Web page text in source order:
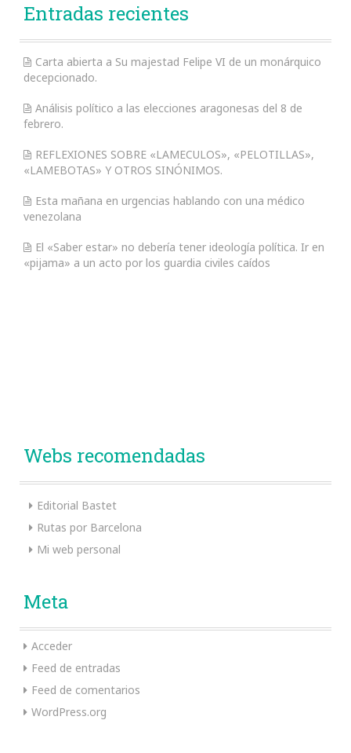
Entradas recientes
Carta abierta a Su majestad Felipe VI de un monárquico
decepcionado.
Análisis político a las elecciones aragonesas del 8 de
febrero.
REFLEXIONES SOBRE «LAMECULOS», «PELOTILLAS»,
«LAMEBOTAS» Y OTROS SINÓNIMOS.
Esta mañana en urgencias hablando con una médico
venezolana
El «Saber estar» no debería tener ideología política. Ir en
«pijama» a un acto por los guardia civiles caídos
Webs recomendadas
Editorial Bastet
Rutas por Barcelona
Mi web personal
Meta
Acceder
Feed de entradas
Feed de comentarios
WordPress.org